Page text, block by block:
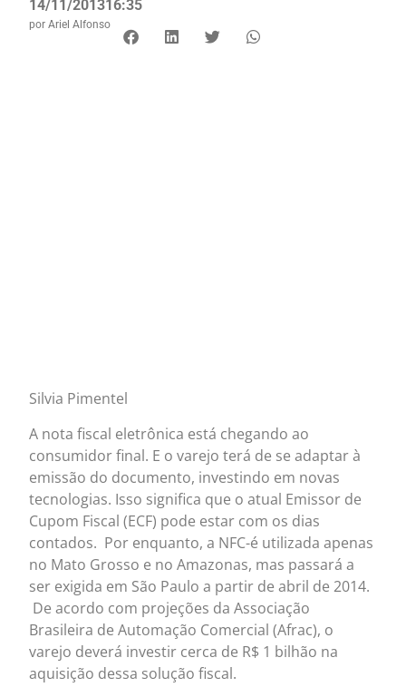
14/11/201316:35
por Ariel Alfonso
Silvia Pimentel
A nota fiscal eletrônica está chegando ao
consumidor final. E o varejo terá de se adaptar à
emissão do documento, investindo em novas
tecnologias. Isso significa que o atual Emissor de
Cupom Fiscal (ECF) pode estar com os dias
contados. Por enquanto, a NFC-é utilizada apenas
no Mato Grosso e no Amazonas, mas passará a
ser exigida em São Paulo a partir de abril de 2014.
De acordo com projeções da Associação
Brasileira de Automação Comercial (Afrac), o
varejo deverá investir cerca de R$ 1 bilhão na
aquisição dessa solução fiscal.